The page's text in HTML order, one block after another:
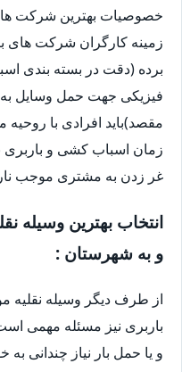
خصوصیات بهترین شرکت
زمینه کارگران شرکت های
برده (دقت در بسته بندی
فیزیکی جهت حمل وسایل به
مقصد)باید افرادی با
زمان اسباب کشی و باربری
غر زدن به مشتری موجب
انتخاب بهترین وسیله
و به شهرستان :
از طرف دیگر وسیله نقلیه
باربری نیز مسئله مهمی
و یا حمل بار نیاز چندانی